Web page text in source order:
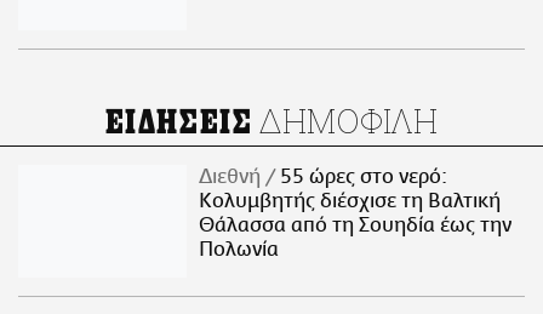
ΕΙΔΗΣΕΙΣ ΔΗΜΟΦΙΛΗ
Διεθνή
55 ώρες στο νερό:
Κολυμβητής διέσχισε τη Βαλτική
Θάλασσα από τη Σουηδία έως την
Πολωνία